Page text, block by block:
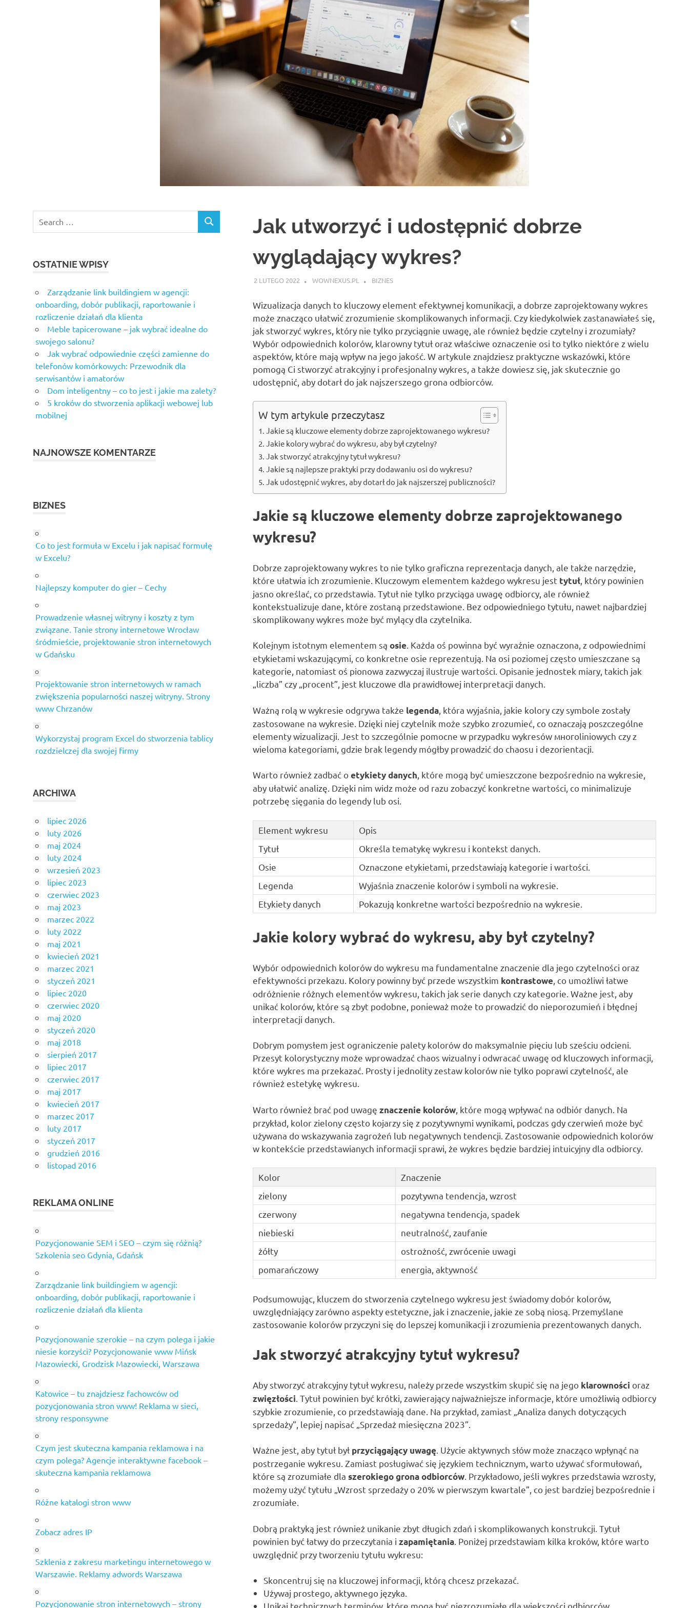
Jak utworzyć i udostępnić dobrze
wyglądający wykres?
2 LUTEGO 2022 WOWNEXUS.PL BIZNES
Wizualizacja danych to kluczowy element efektywnej komunikacji, a dobrze zaprojektowany wykres
może znacząco ułatwić zrozumienie skomplikowanych informacji. Czy kiedykolwiek zastanawiałeś się,
jak stworzyć wykres, który nie tylko przyciągnie uwagę, ale również będzie czytelny i zrozumiały?
Wybór odpowiednich kolorów, klarowny tytuł oraz właściwe oznaczenie osi to tylko niektóre z wielu
aspektów, które mają wpływ na jego jakość. W artykule znajdziesz praktyczne wskazówki, które
pomogą Ci stworzyć atrakcyjny i profesjonalny wykres, a także dowiesz się, jak skutecznie go
udostępnić, aby dotarł do jak najszerszego grona odbiorców.
W tym artykule przeczytasz
Jakie są kluczowe elementy dobrze zaprojektowanego wykresu?
Jakie kolory wybrać do wykresu, aby był czytelny?
Jak stworzyć atrakcyjny tytuł wykresu?
Jakie są najlepsze praktyki przy dodawaniu osi do wykresu?
Jak udostępnić wykres, aby dotarł do jak najszerszej publiczności?
Jakie są kluczowe elementy dobrze zaprojektowanego
wykresu?
Dobrze zaprojektowany wykres to nie tylko graficzna reprezentacja danych, ale także narzędzie,
które ułatwia ich zrozumienie. Kluczowym elementem każdego wykresu jest tytuł, który powinien
jasno określać, co przedstawia. Tytuł nie tylko przyciąga uwagę odbiorcy, ale również
kontekstualizuje dane, które zostaną przedstawione. Bez odpowiedniego tytułu, nawet najbardziej
skomplikowany wykres może być mylący dla czytelnika.
Kolejnym istotnym elementem są osie. Każda oś powinna być wyraźnie oznaczona, z odpowiednimi
etykietami wskazującymi, co konkretne osie reprezentują. Na osi poziomej często umieszczane są
kategorie, natomiast oś pionowa zazwyczaj ilustruje wartości. Opisanie jednostek miary, takich jak
„liczba” czy „procent”, jest kluczowe dla prawidłowej interpretacji danych.
Ważną rolą w wykresie odgrywa także legenda, która wyjaśnia, jakie kolory czy symbole zostały
zastosowane na wykresie. Dzięki niej czytelnik może szybko zrozumieć, co oznaczają poszczególne
elementy wizualizacji. Jest to szczególnie pomocne w przypadku wykresów многoliniowych czy z
wieloma kategoriami, gdzie brak legendy mógłby prowadzić do chaosu i dezorientacji.
Warto również zadbać oetykiety danych, które mogą być umieszczone bezpośrednio na wykresie,
aby ułatwić analizę. Dzięki nim widz może od razu zobaczyć konkretne wartości, co minimalizuje
potrzebę sięgania do legendy lub osi.
Element wykresu
Opis
Tytuł
Określa tematykę wykresu i kontekst danych.
Osie
Oznaczone etykietami, przedstawiają kategorie i wartości.
Legenda
Wyjaśnia znaczenie kolorów i symboli na wykresie.
Etykiety danych
Pokazują konkretne wartości bezpośrednio na wykresie.
Jakie kolory wybrać do wykresu, aby był czytelny?
Wybór odpowiednich kolorów do wykresu ma fundamentalne znaczenie dla jego czytelności oraz
efektywności przekazu. Kolory powinny być przede wszystkim kontrastowe, co umożliwi łatwe
odróżnienie różnych elementów wykresu, takich jak serie danych czy kategorie. Ważne jest, aby
unikać kolorów, które są zbyt podobne, ponieważ może to prowadzić do nieporozumień i błędnej
interpretacji danych.
Dobrym pomysłem jest ograniczenie palety kolorów do maksymalnie pięciu lub sześciu odcieni.
Przesyt kolorystyczny może wprowadzać chaos wizualny i odwracać uwagę od kluczowych informacji,
które wykres ma przekazać. Prosty i jednolity zestaw kolorów nie tylko poprawi czytelność, ale
również estetykę wykresu.
Warto również brać pod uwagę znaczenie kolorów, które mogą wpływać na odbiór danych. Na
przykład, kolor zielony często kojarzy się z pozytywnymi wynikami, podczas gdy czerwień może być
używana do wskazywania zagrożeń lub negatywnych tendencji. Zastosowanie odpowiednich kolorów
w kontekście przedstawianych informacji sprawi, że wykres będzie bardziej intuicyjny dla odbiorcy.
Kolor
Znaczenie
zielony
pozytywna tendencja, wzrost
czerwony
negatywna tendencja, spadek
niebieski
neutralność, zaufanie
żółty
ostrożność, zwrócenie uwagi
pomarańczowy
energia, aktywność
Podsumowując, kluczem do stworzenia czytelnego wykresu jest świadomy dobór kolorów,
uwzględniający zarówno aspekty estetyczne, jak i znaczenie, jakie ze sobą niosą. Przemyślane
zastosowanie kolorów przyczyni się do lepszej komunikacji i zrozumienia prezentowanych danych.
Jak stworzyć atrakcyjny tytuł wykresu?
Aby stworzyć atrakcyjny tytuł wykresu, należy przede wszystkim skupić się na jego klarowności oraz
zwięzłości . Tytuł powinien być krótki, zawierający najważniejsze informacje, które umożliwią odbiorcy
szybkie zrozumienie, co przedstawiają dane. Na przykład, zamiast „Analiza danych dotyczących
sprzedaży”, lepiej napisać „Sprzedaż miesięczna 2023”.
Ważne jest, aby tytuł był przyciągający uwagę. Użycie aktywnych słów może znacząco wpłynąć na
postrzeganie wykresu. Zamiast posługiwać się językiem technicznym, warto używać sformułowań,
które są zrozumiałe dla szerokiego grona odbiorców. Przykładowo, jeśli wykres przedstawia wzrosty,
możemy użyć tytułu „Wzrost sprzedaży o 20% w pierwszym kwartale”, co jest bardziej bezpośrednie i
zrozumiałe.
Dobrą praktyką jest również unikanie zbyt długich zdań i skomplikowanych konstrukcji. Tytuł
powinien być łatwy do przeczytania i zapamiętania. Poniżej przedstawiam kilka kroków, które warto
uwzględnić przy tworzeniu tytułu wykresu:
Skoncentruj się na kluczowej informacji, którą chcesz przekazać.
Używaj prostego, aktywnego języka.
for:
SEARCH
OSTATNIE WPISY
Zarządzanie link buildingiem w agencji:
onboarding, dobór publikacji, raportowanie i
rozliczenie działań dla klienta
Meble tapicerowane – jak wybrać idealne do
swojego salonu?
Jak wybrać odpowiednie części zamienne do
telefonów komórkowych: Przewodnik dla
serwisantów i amatorów
Dom inteligentny – co to jest i jakie ma zalety?
5 kroków do stworzenia aplikacji webowej lub
mobilnej
NAJNOWSZE KOMENTARZE
BIZNES
Co to jest formuła w Excelu i jak napisać formułę
w Excelu?
Najlepszy komputer do gier – Cechy
Prowadzenie własnej witryny i koszty z tym
związane. Tanie strony internetowe Wrocław
śródmieście, projektowanie stron internetowych
w Gdańsku
Projektowanie stron internetowych w ramach
zwiększenia popularności naszej witryny. Strony
www Chrzanów
Wykorzystaj program Excel do stworzenia tablicy
rozdzielczej dla swojej firmy
ARCHIWA
lipiec 2026
luty 2026
maj 2024
luty 2024
wrzesień 2023
lipiec 2023
czerwiec 2023
maj 2023
marzec 2022
luty 2022
maj 2021
kwiecień 2021
marzec 2021
styczeń 2021
lipiec 2020
czerwiec 2020
maj 2020
styczeń 2020
maj 2018
sierpień 2017
lipiec 2017
czerwiec 2017
maj 2017
kwiecień 2017
marzec 2017
luty 2017
styczeń 2017
grudzień 2016
listopad 2016
REKLAMA ONLINE
Pozycjonowanie SEM i SEO – czym się różnią?
Szkolenia seo Gdynia, Gdańsk
Zarządzanie link buildingiem w agencji:
onboarding, dobór publikacji, raportowanie i
rozliczenie działań dla klienta
Pozycjonowanie szerokie – na czym polega i jakie
niesie korzyści? Pozycjonowanie www Mińsk
Mazowiecki, Grodzisk Mazowiecki, Warszawa
Katowice – tu znajdziesz fachowców od
pozycjonowania stron www! Reklama w sieci,
strony responsywne
Czym jest skuteczna kampania reklamowa i na
czym polega? Agencje interaktywne facebook –
skuteczna kampania reklamowa
Różne katalogi stron www
Zobacz adres IP
Szklenia z zakresu marketingu internetowego w
Warszawie. Reklamy adwords Warszawa
Pozycjonowanie stron internetowych – strony